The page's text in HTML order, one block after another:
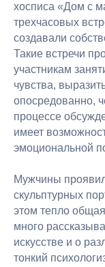
хосписа «Дом с
трехчасовых
создавали
Такие встречи
участникам
чувства,
опосредованно,
процессе
имеет
эмоциональной
Мужчины
скульптурных
этом тепло
много
искусстве и о
тонкий